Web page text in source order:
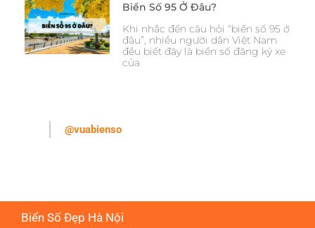
Biển Số 95 Ở Đâu?
Khi nhắc đến câu hỏi “biển số 95 ở
đâu”, nhiều người dân Việt Nam
đều biết đây là biển số đăng ký xe
của
@vuabienso
Biển Số Đẹp Hà Nội